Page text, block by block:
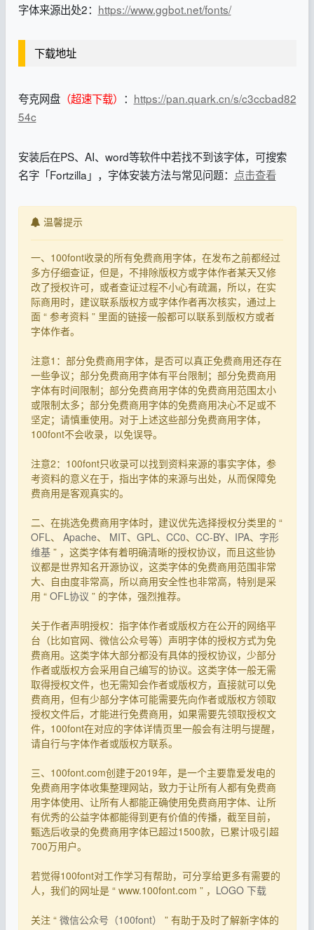
字体来源出处2： https://www.ggbot.net/fonts/
下载地址
夸克网盘（超速下载） ： https://pan.quark.cn/s/c3ccbad82
54c
安装后在PS、AI、word等软件中若找不到该字体，可搜索
名字「Fortzilla」，字体安装方法与常见问题： 点击查看
温馨提示
一、100font收录的所有免费商用字体，在发布之前都经过
多方仔细查证，但是，不排除版权方或字体作者某天又修
改了授权许可，或者查证过程不小心有疏漏，所以，在实
际商用时，建议联系版权方或字体作者再次核实，通过上
面 “ 参考资料 ” 里面的链接一般都可以联系到版权方或者
字体作者。
注意1：部分免费商用字体，是否可以真正免费商用还存在
一些争议；部分免费商用字体有平台限制；部分免费商用
字体有时间限制；部分免费商用字体的免费商用范围太小
或限制太多；部分免费商用字体的免费商用决心不足或不
坚定；请慎重使用。对于上述这些部分免费商用字体，
100font不会收录，以免误导。
注意2：100font只收录可以找到资料来源的事实字体，参
考资料的意义在于，指出字体的来源与出处，从而保障免
费商用是客观真实的。
二、在挑选免费商用字体时，建议优先选择授权分类里的 “
OFL 、 Apache、 MIT、 GPL 、 CC0、 CC-BY、 IPA、 字形
维基 ” ，这类字体有着明确清晰的授权协议，而且这些协
议都是世界知名开源协议，这类字体的免费商用范围非常
大、自由度非常高，所以商用安全性也非常高，特别是采
用 “ OFL协议 ” 的字体，强烈推荐。
关于作者声明授权：指字体作者或版权方在公开的网络平
台（比如官网、微信公众号等）声明字体的授权方式为免
费商用。这类字体大部分都没有具体的授权协议，少部分
作者或版权方会采用自己编写的协议。这类字体一般无需
取得授权文件，也无需知会作者或版权方，直接就可以免
费商用，但有少部分字体可能需要先向作者或版权方领取
授权文件后，才能进行免费商用，如果需要先领取授权文
件，100font在对应的字体详情页里一般会有注明与提醒，
请自行与字体作者或版权方联系。
三、100font.com创建于2019年，是一个主要靠爱发电的
免费商用字体收集整理网站，致力于让所有人都有免费商
用字体使用、让所有人都能正确使用免费商用字体、让所
有优秀的公益字体都能得到更有价值的传播，截至目前，
甄选后收录的免费商用字体已超过1500款，已累计吸引超
700万用户。
若觉得100font对工作学习有帮助，可分享给更多有需要的
人，我们的网址是 “ www.100font.com ” ， LOGO 下载
关注 “ 微信公众号（100font）
” 有助于及时了解新字体的